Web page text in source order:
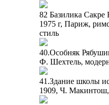
82 Базилика
1975 г, Париж,
стиль
40.Особняк
Ф. Шехтель,
41.Здание школы
1909, Ч.